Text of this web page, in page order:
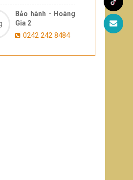
Bảo hành - Hoàng
Gia 2
0242 242 8484